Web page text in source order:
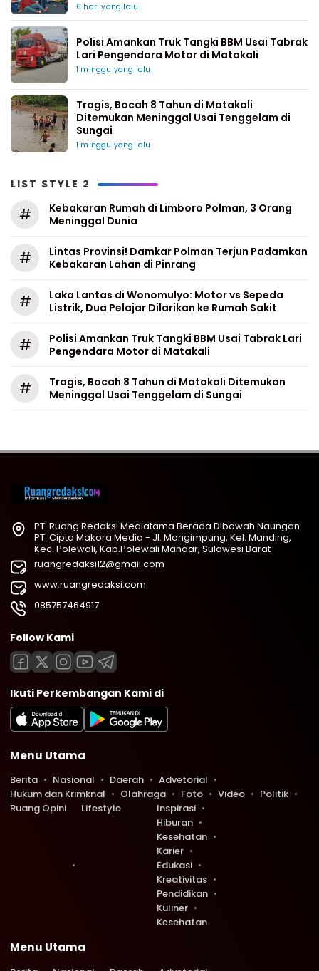
6 hari yang lalu
Polisi Amankan Truk Tangki BBM Usai Tabrak
Lari Pengendara Motor di Matakali
1 minggu yang lalu
Tragis, Bocah 8 Tahun di Matakali
Ditemukan Meninggal Usai Tenggelam di
Sungai
1 minggu yang lalu
LIST STYLE 2
#
Kebakaran Rumah di Limboro Polman, 3 Orang
Meninggal Dunia
#
Lintas Provinsi! Damkar Polman Terjun Padamkan
Kebakaran Lahan di Pinrang
#
Laka Lantas di Wonomulyo: Motor vs Sepeda
Listrik, Dua Pelajar Dilarikan ke Rumah Sakit
#
Polisi Amankan Truk Tangki BBM Usai Tabrak Lari
Pengendara Motor di Matakali
#
Tragis, Bocah 8 Tahun di Matakali Ditemukan
Meninggal Usai Tenggelam di Sungai
PT. Ruang Redaksi Mediatama Berada Dibawah Naungan
PT. Cipta Makora Media - Jl. Mangimpung, Kel. Manding,
Kec. Polewali, Kab.Polewali Mandar, Sulawesi Barat
ruangredaksi12@gmail.com
www.ruangredaksi.com
085757464917
Follow Kami
Ikuti Perkembangan Kami di
Menu Utama
Berita Nasional Daerah
Advetorial
Hukum dan Krimknal
Olahraga Foto Video
Politik
Ruang Opini
Lifestyle
Inspirasi
Hiburan
Kesehatan
Karier
Edukasi
Kreativitas
Pendidikan
Kuliner
Kesehatan
Menu Utama